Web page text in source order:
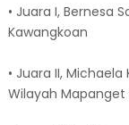
• Juara I, Bernesa
Kawangkoan
• Juara II, Michaela
Wilayah Mapanget